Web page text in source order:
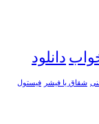
دانلود
شقاق یا فیشر فیستول